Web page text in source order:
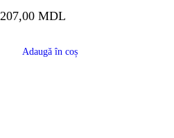
207,00 MDL
Adaugă în coș